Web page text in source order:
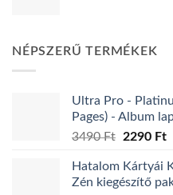
3290 Ft.
NÉPSZERŰ TERMÉKEK
Ultra Pro -
Pages) - Album
3490Ft
Original
was:
3490 Ft.
2290 Ft
Hatalom Kártyái
Zén kiegészítő